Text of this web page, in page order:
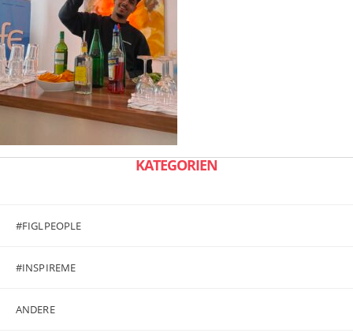
KATEGORIEN
#FIGLPEOPLE
#INSPIREME
ANDERE